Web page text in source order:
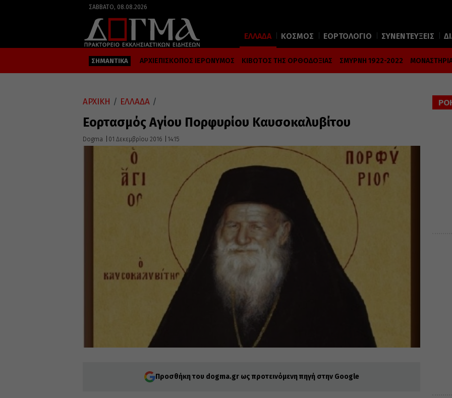
ΣΆΒΒΑΤΟ, 08.08.2026
ΕΛΛΑΔΑ ΚΟΣΜΟΣ ΕΟΡΤΟΛΟΓΙΟ ΣΥΝΕΝΤΕΥΞΕΙΣ
ΣΗΜΑΝΤΙΚΑ ΑΡΧΙΕΠΙΣΚΟΠΟΣ ΙΕΡΩΝΥΜΟΣ ΚΙΒΩΤΟΣ ΤΗΣ ΟΡΘΟΔΟΞΙΑΣ ΣΜΥΡΝΗ 1922-2022
ΑΡΧΙΚΗ / ΕΛΛΑΔΑ /
Εορτασμός Αγίου Πορφυρίου Καυσοκαλυβίτου
Dogma 01 Δεκεμβρίου 2016 14:15
Προσθήκη του dogma.gr ως προτεινόμενη πηγή στην Google